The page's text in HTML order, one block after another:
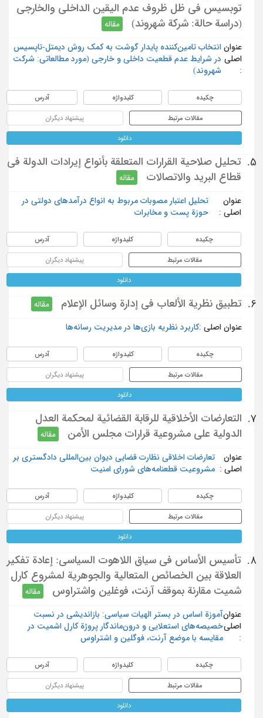
توبسيس في ظل ظروف عدم اليقين الداخلي والخارجي
(دراسة حالة: شركة شهروند)
مقاله
عنوان
اصلی
انتخاب تامین‌کننده پایدار گوشت به کمک روش دیمتل-تاپسیس
در شرایط عدم قطعیت داخلی و خارجی (مورد مطالعاتی: شرکت
شهروند)
چکیده کلیدواژه آدرس
مقالات مرتبط پیشنهاد دیگران
دانلود
5.
تحليل صلاحية القرارات المتعلقة بأنواع إيرادات الدولة في
قطاع البريد والاتصالات
مقاله
عنوان
اصلی :
تحلیل اعتبار مصوبات مربوط به انواع درآمدهای دولتی در
حوزة پست و مخابرات
چکیده کلیدواژه آدرس
مقالات مرتبط پیشنهاد دیگران
دانلود
6. تطبيق نظرية الألعاب في إدارة وسائل الإعلام مقاله
عنوان اصلی : کاربرد نظریه بازی‌ها در مدیریت رسانه‌ها
چکیده کلیدواژه آدرس
مقالات مرتبط پیشنهاد دیگران
دانلود
7.
التعارضات الأخلاقية للرقابة القضائية لمحكمة العدل
الدولية على مشروعية قرارات مجلس الأمن
مقاله
عنوان
اصلی :
تعارضات اخلاقی نظارت قضایی دیوان بین‌المللی دادگستری بر
مشروعیت قطعنامه‌های شورای امنیت
چکیده کلیدواژه آدرس
مقالات مرتبط پیشنهاد دیگران
دانلود
8.
تأسيس الأساس في سياق اللاهوت السياسي: إعادة تفكير
العلاقة بين الخصائص المتعالية والجوهرية لمشروع كارل
شميت مقارنة بموقف آرنت، فوغلين واشتراوس
مقاله
عنوان
اصلی
آموزة اساس در بستر الهیات سیاسی: بازاندیشی در نسبت
خصیصه‌های ‏استعلایی و درون‌ماندگار پروژة کارل اشمیت در
مقایسه با موضع آرنت، ‏فوگلین و اشتراوس
چکیده کلیدواژه آدرس
مقالات مرتبط پیشنهاد دیگران
دانلود